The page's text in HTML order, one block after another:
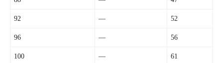
92 — 52
96 — 56
100 — 61